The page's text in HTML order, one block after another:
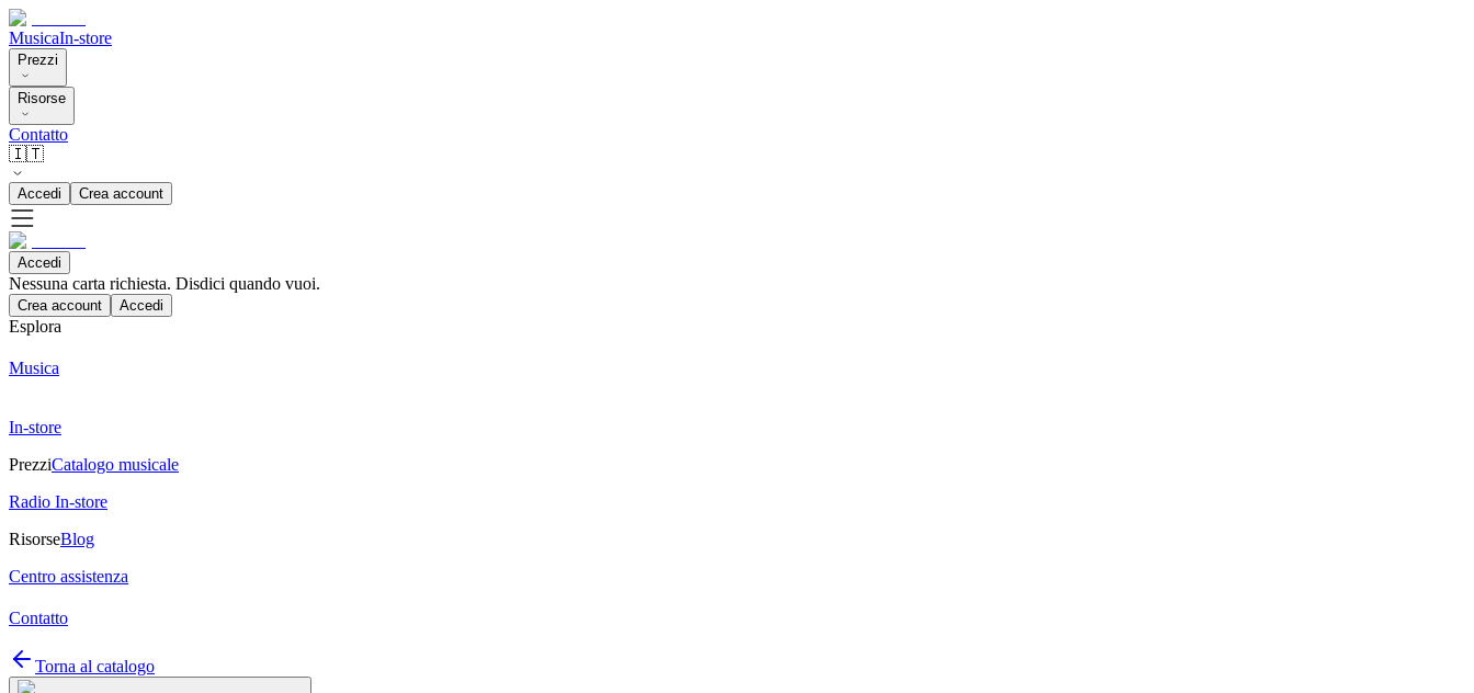
MusicaIn-store
Prezzi
Risorse
Contatto
🇮🇹
Accedi Crea account
Accedi
Nessuna carta richiesta. Disdici quando vuoi.
Crea account Accedi
Esplora
Musica
In-store
PrezziCatalogo musicale
Radio In-store
RisorseBlog
Centro assistenza
Contatto
Torna al catalogo